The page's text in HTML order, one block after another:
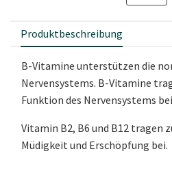
Produktbeschreibung
B-Vitamine unterstützen die
Nervensystems. B-Vitamine
Funktion des Nervensystems
Vitamin B2, B6 und B12 tragen
Müdigkeit und Erschöpfung bei.